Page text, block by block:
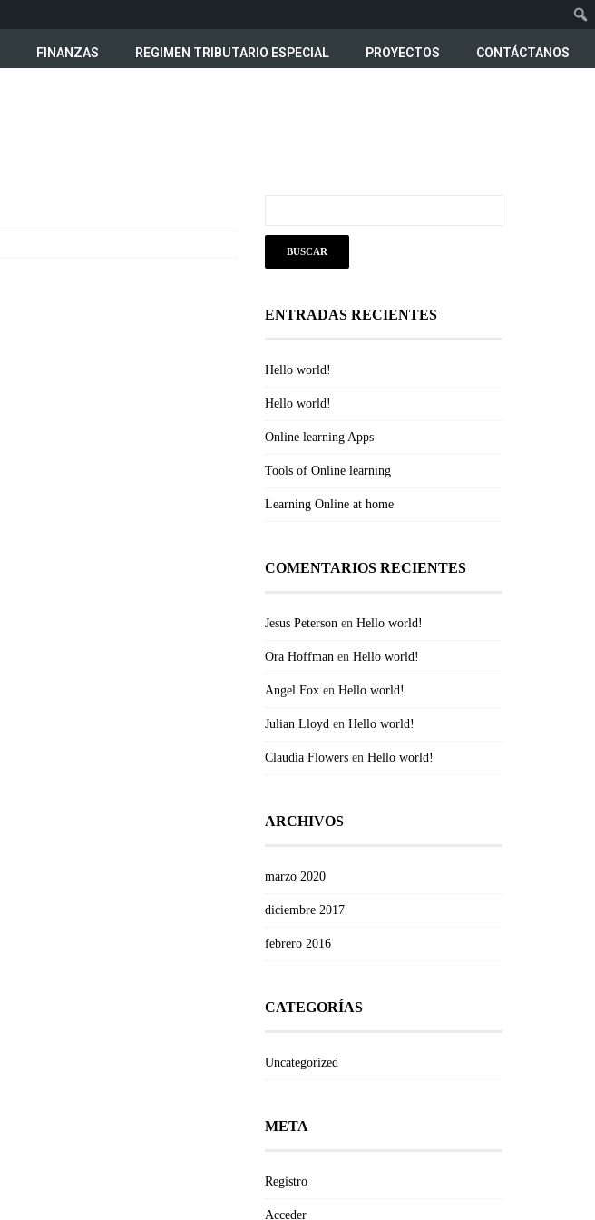
FINANZAS REGIMEN TRIBUTARIO ESPECIAL PROYECTOS CONTÁCTANOS
ENTRADAS RECIENTES
Hello world!
Hello world!
Online learning Apps
Tools of Online learning
Learning Online at home
COMENTARIOS RECIENTES
Jesus Petersonen Hello world!
Ora Hoffmanen Hello world!
Angel Foxen Hello world!
Julian Lloyden Hello world!
Claudia Flowersen Hello world!
ARCHIVOS
marzo 2020
diciembre 2017
febrero 2016
CATEGORÍAS
Uncategorized
META
Registro
Acceder